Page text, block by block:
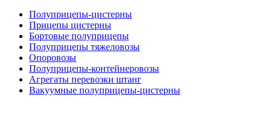
Полуприцепы-цистерны
Прицепы цистерны
Бортовые полуприцепы
Полуприцепы тяжеловозы
Опоровозы
Полуприцепы-контейнеровозы
Агрегаты перевозки штанг
Вакуумные полуприцепы-цистерны